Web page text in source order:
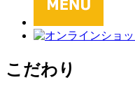
こだわり